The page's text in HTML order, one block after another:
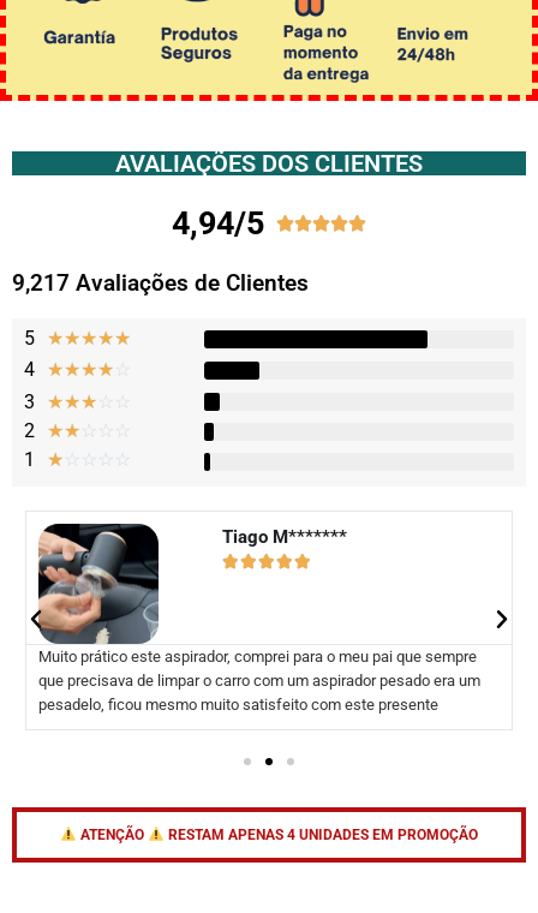
AVALIAÇÕES DOS CLIENTES
4,94/5 
9,217 Avaliações de Clientes
5 ★★★★★
4 ☆☆☆☆☆
3 ☆☆☆☆ ☆
2 ☆☆☆ ☆ ☆
1 ☆☆ ☆ ☆ ☆
Tiago M*******

Muito prático este aspirador, comprei para o meu pai que sempre
que precisava de limpar o carro com um aspirador pesado era um
pesadelo, ficou mesmo muito satisfeito com este presente
ATENÇÃO RESTAM APENAS 4 UNIDADES EM PROMOÇÃO